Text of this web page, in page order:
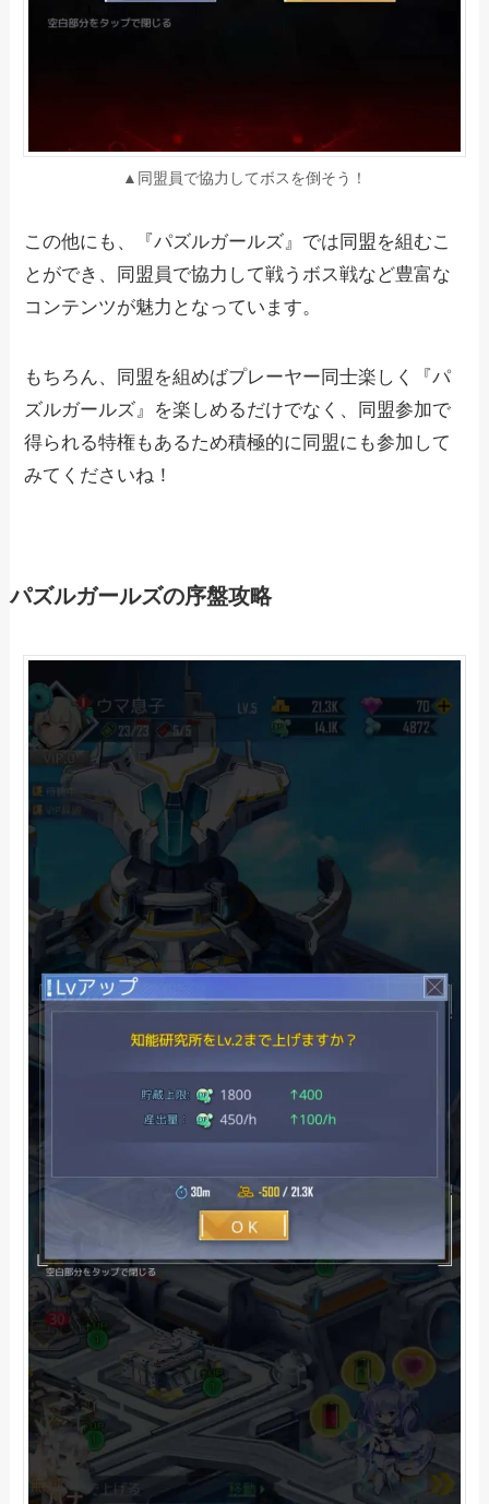
▲同盟員で協力してボスを倒そう！
この他にも、『パズルガールズ』では同盟を組むこ
とができ、同盟員で協力して戦うボス戦など豊富な
コンテンツが魅力となっています。
もちろん、同盟を組めばプレーヤー同士楽しく『パ
ズルガールズ』を楽しめるだけでなく、同盟参加で
得られる特権もあるため積極的に同盟にも参加して
みてくださいね！
パズルガールズの序盤攻略